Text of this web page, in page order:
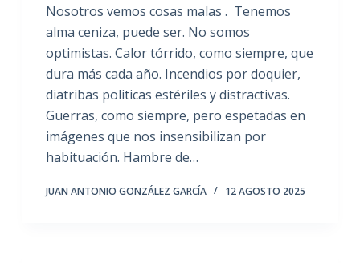
Nosotros vemos cosas malas . Tenemos
alma ceniza, puede ser. No somos
optimistas. Calor tórrido, como siempre, que
dura más cada año. Incendios por doquier,
diatribas politicas estériles y distractivas.
Guerras, como siempre, pero espetadas en
imágenes que nos insensibilizan por
habituación. Hambre de…
JUAN ANTONIO GONZÁLEZ GARCÍA 12 AGOSTO 2025